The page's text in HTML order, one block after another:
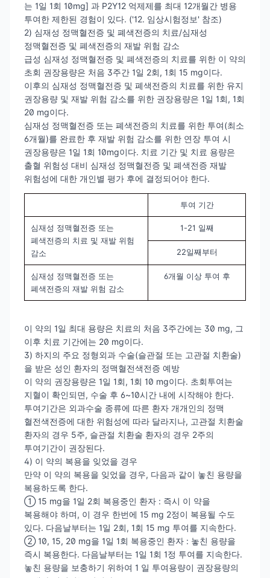
는 1일 1회 10mg] 과 P2Y12 억제제를 최대 12개월간 병용
투여한 제한된 경험이 있다. ('12. 임상시험정보' 참조)
2) 심재성 정맥혈전증 및 폐색전증의 치료/심재성
정맥혈전증 및 폐색전증의 재발 위험 감소
급성 심재성 정맥혈전증 및 폐색전증의 치료를 위한 이 약의
초회 권장용량은 처음 3주간 1일 2회, 1회 15 mg이다.
이후의 심재성 정맥혈전증 및 폐색전증의 치료를 위한 유지
권장용량 및 재발 위험 감소를 위한 권장용량은 1일 1회, 1회
20 mg이다.
심재성 정맥혈전증 또는 폐색전증의 치료를 위한 투여(최소
6개월)를 완료한 후 재발 위험 감소를 위한 연장 투여 시
권장용량은 1일 1회 10mg이다. 치료 기간 및 치료 용량은
출혈 위험성 대비 심재성 정맥혈전증 및 폐색전증 재발
위험성에 대한 개인별 평가 후에 결정되어야 한다.
투여 기간
심재성 정맥혈전증 또는
폐색전증의 치료 및 재발 위험
감소
1-21 일째
22일째부터
심재성 정맥혈전증 또는
폐색전증의 재발 위험 감소
6개월 이상 투여 후
이 약의 1일 최대 용량은 치료의 처음 3주간에는 30 mg, 그
이후 치료 기간에는 20 mg이다.
3) 하지의 주요 정형외과 수술(슬관절 또는 고관절 치환술)
을 받은 성인 환자의 정맥혈전색전증 예방
이 약의 권장용량은 1일 1회, 1회 10 mg이다. 초회투여는
지혈이 확인되면, 수술 후 6~10시간 내에 시작해야 한다.
투여기간은 외과수술 종류에 따른 환자 개개인의 정맥
혈전색전증에 대한 위험성에 따라 달라지나, 고관절 치환술
환자의 경우 5주, 슬관절 치환술 환자의 경우 2주의
투여기간이 권장된다.
4) 이 약의 복용을 잊었을 경우
만약 이 약의 복용을 잊었을 경우, 다음과 같이 놓친 용량을
복용하도록 한다.
① 15 mg을 1일 2회 복용중인 환자 : 즉시 이 약을
복용해야 하며, 이 경우 한번에 15 mg 2정이 복용될 수도
있다. 다음날부터는 1일 2회, 1회 15 mg 투여를 지속한다.
② 10, 15, 20 mg을 1일 1회 복용중인 환자 : 놓친 용량을
즉시 복용한다. 다음날부터는 1일 1회 1정 투여를 지속한다.
놓친 용량을 보충하기 위하여 1 일 투여용량이 권장용량의